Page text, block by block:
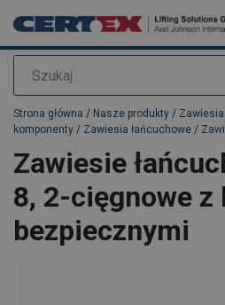
Szukaj
Dodano do zapytania
Strona główna / Nasze produkty / Zawiesia
komponenty / Zawiesia łańcuchowe /
Zawiesie
8, 2-cięgnowe z
bezpiecznymi